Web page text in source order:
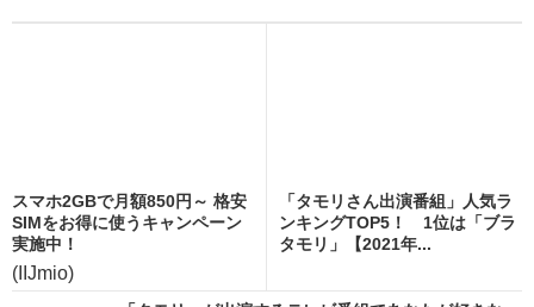
スマホ2GBで月額850円～ 格安
SIMをお得に使うキャンペーン
実施中！
(IIJmio)
「タモリさん出演番組」人気ラ
ンキングTOP5！ 1位は「ブラ
タモリ」【2021年...